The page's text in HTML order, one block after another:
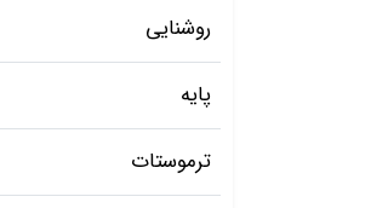
روشنایی
پایه
ترموستات